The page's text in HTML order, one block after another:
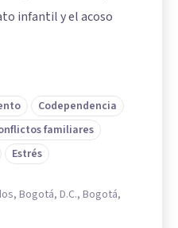
infantil y el acoso
Codependencia
familiares
Estrés
Bogotá, D.C., Bogotá,